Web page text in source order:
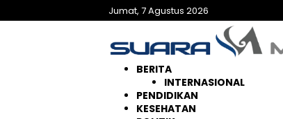
ke
Jumat, 7 Agustus 2026
BERITA
INTERNASIONAL
PENDIDIKAN
KESEHATAN